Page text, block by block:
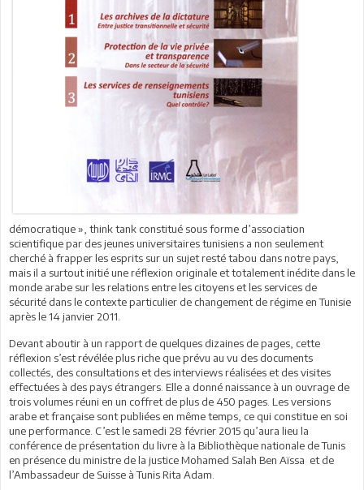
démocratique », think tank constitué sous forme d’association
scientifique par des jeunes universitaires tunisiens a non seulement
cherché à frapper les esprits sur un sujet resté tabou dans notre pays,
mais il a surtout initié une réflexion originale et totalement inédite dans le
monde arabe sur les relations entre les citoyens et les services de
sécurité dans le contexte particulier de changement de régime en Tunisie
après le 14 janvier 2011.
Devant aboutir à un rapport de quelques dizaines de pages, cette
réflexion s’est révélée plus riche que prévu au vu des documents
collectés, des consultations et des interviews réalisées et des visites
effectuées à des pays étrangers. Elle a donné naissance à un ouvrage de
trois volumes réuni en un coffret de plus de 450 pages. Les versions
arabe et française sont publiées en même temps, ce qui constitue en soi
une performance. C’est le samedi 28 février 2015 qu’aura lieu la
conférence de présentation du livre à la Bibliothèque nationale de Tunis
en présence du ministre de la justice Mohamed Salah Ben Aïssa et de
l’Ambassadeur de Suisse à Tunis Rita Adam.